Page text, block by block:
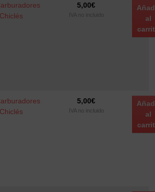
Chiclés
5,00€
IVA no incluido
al
Chiclés
5,00€
IVA no incluido
al